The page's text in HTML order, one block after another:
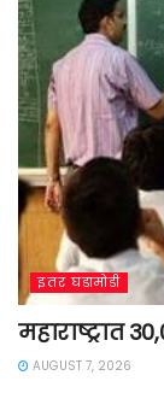
इतर घडामोडी
महाराष्ट्रात
AUGUST 7, 2026